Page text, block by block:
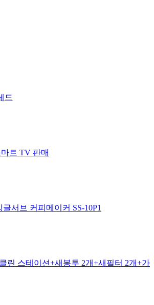
드
트 TV 판매
서브 커피메이커 SS-10P1
린 스테이션+새봉투 2개+새필터 2개+가